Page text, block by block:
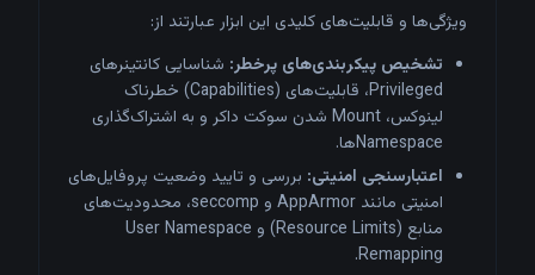
ویژگی‌ها و قابلیت‌های کلیدی این ابزار عبارتند از:
تشخیص پیکربندی‌های پرخطر: شناسایی کانتینرهای
Privileged، قابلیت‌های (Capabilities) خطرناک
لینوکس، Mount شدن سوکت داکر و به اشتراک‌گذاری
Namespaceها.
اعتبارسنجی امنیتی: بررسی و تایید وضعیت پروفایل‌های
امنیتی مانند AppArmor و seccomp، محدودیت‌های
منابع (Resource Limits) و User Namespace
Remapping.